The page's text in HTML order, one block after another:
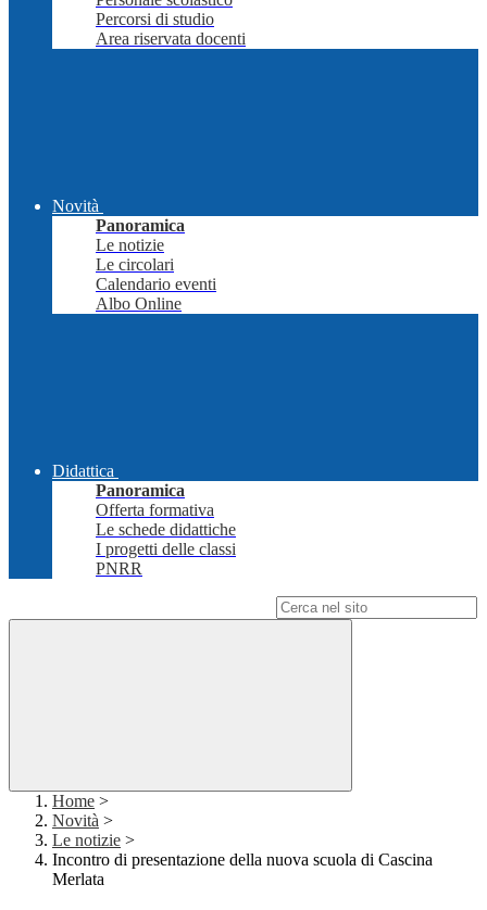
Percorsi di studio
Area riservata docenti
Novità
Panoramica
Le notizie
Le circolari
Calendario eventi
Albo Online
Didattica
Panoramica
Offerta formativa
Le schede didattiche
I progetti delle classi
PNRR
Home >
Novità >
Le notizie >
Incontro di presentazione della nuova scuola di Cascina
Merlata